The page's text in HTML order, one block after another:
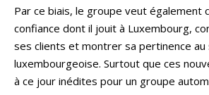
Par ce biais, le groupe veut également
confiance dont il jouit à Luxembourg,
ses clients et montrer sa pertinence au
luxembourgeoise. Surtout que ces
à ce jour inédites pour un groupe